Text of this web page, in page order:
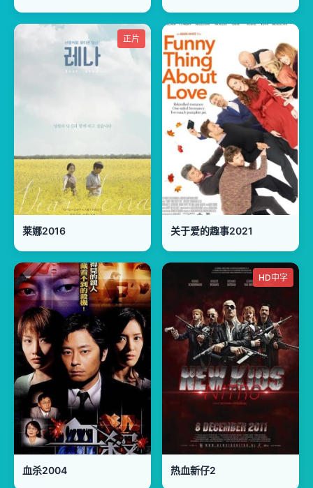
正片
莱娜2016 关于爱的趣事2021
血杀2004
HD中字
热血新仔2